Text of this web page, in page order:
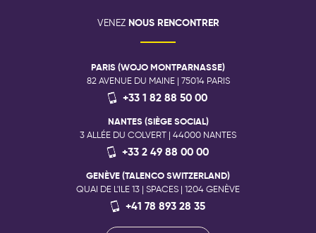
VENEZ NOUS RENCONTRER
PARIS (WOJO MONTPARNASSE)
82 AVENUE DU MAINE | 75014 PARIS
+33 1 82 88 50 00
NANTES (SIÈGE SOCIAL)
3 ALLÉE DU COLVERT | 44000 NANTES
+33 2 49 88 00 00
GENÈVE (TALENCO SWITZERLAND)
QUAI DE L'ILE 13 | SPACES | 1204 GENÈVE
+41 78 893 28 35